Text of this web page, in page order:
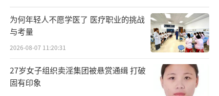
为何年轻人不愿学医了 医疗职业的挑战
与考量
2026-08-07 11:20:31
27岁女子组织卖淫集团被悬赏通缉 打破
固有印象